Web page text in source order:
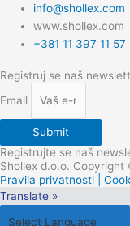
info@shollex.com
www.shollex.com
+381 11 397 11 57
Registruj se naš
Email
Submit
Registrujte se naš
Shollex d.o.o.
Pravila privatnosti |
Translate »